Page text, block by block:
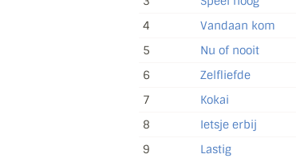
4
Vandaan kom
5
Nu of nooit
6
Zelfliefde
7
Kokai
8
Ietsje erbij
9
Lastig